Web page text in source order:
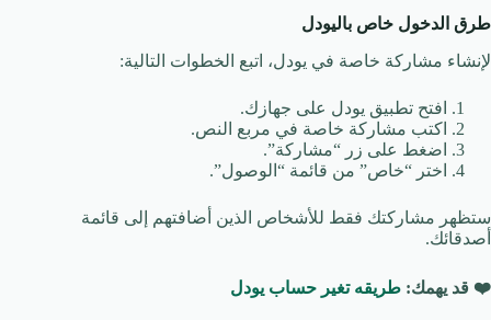
طرق الدخول خاص باليودل
لإنشاء مشاركة خاصة في يودل، اتبع الخطوات التالية:
افتح تطبيق يودل على جهازك.
اكتب مشاركة خاصة في مربع النص.
اضغط على زر “مشاركة”.
اختر “خاص” من قائمة “الوصول”.
ستظهر مشاركتك فقط للأشخاص الذين أضافتهم إلى قائمة
أصدقائك.
❤️ قد يهمك: طريقه تغير حساب يودل